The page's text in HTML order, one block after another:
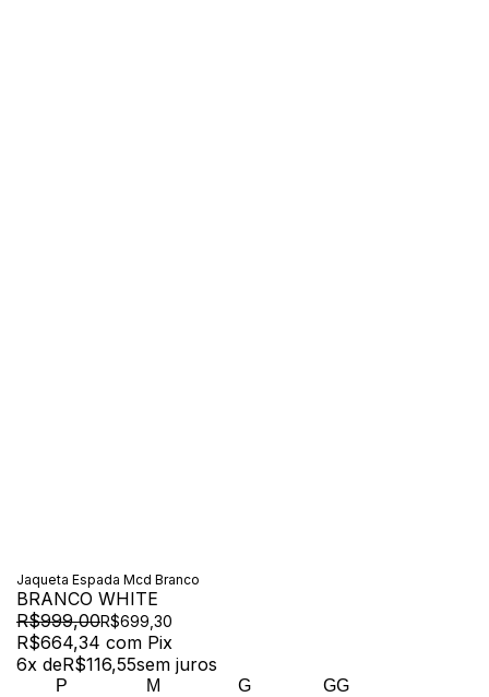
Jaqueta Espada Mcd Branco
BRANCO WHITE
R$999,00R$699,30
R$664,34 com Pix
6x deR$116,55sem juros
P M G GG